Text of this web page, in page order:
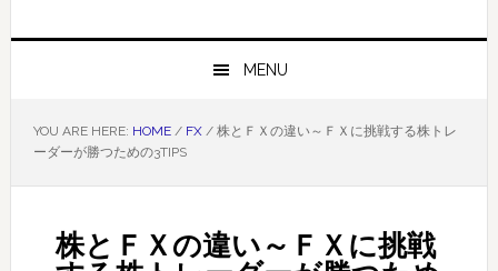
MENU
YOU ARE HERE: HOME / FX /株とＦＸの違い～ＦＸに挑戦する株トレ
ーダーが勝つための3TIPS
株とＦＸの違い～ＦＸに挑戦